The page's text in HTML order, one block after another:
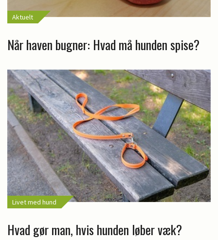
Aktuelt
Når haven bugner: Hvad må hunden spise?
Livet med hund
Hvad gør man, hvis hunden løber væk?